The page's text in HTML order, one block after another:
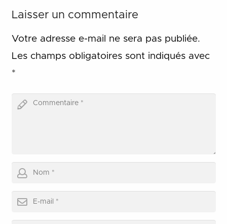
Laisser un commentaire
Votre adresse e-mail ne sera pas publiée.
Les champs obligatoires sont indiqués avec
*